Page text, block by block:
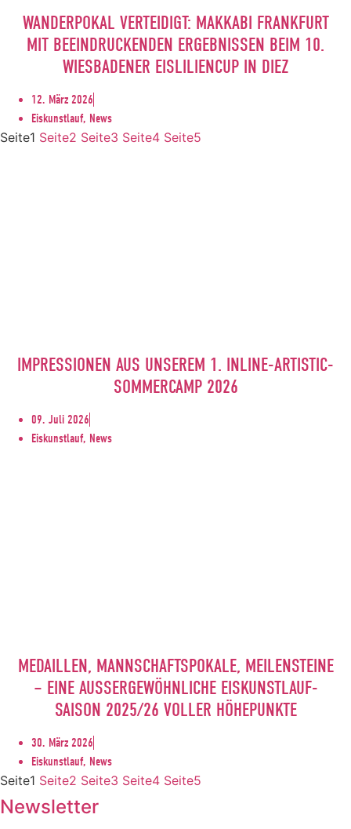
WANDERPOKAL VERTEIDIGT: MAKKABI FRANKFURT
MIT BEEINDRUCKENDEN ERGEBNISSEN BEIM 10.
WIESBADENER EISLILIENCUP IN DIEZ
12. März 2026
Eiskunstlauf, News
Seite1 Seite2 Seite3 Seite4 Seite5
IMPRESSIONEN AUS UNSEREM 1. INLINE-ARTISTIC-
SOMMERCAMP 2026
09. Juli 2026
Eiskunstlauf, News
MEDAILLEN, MANNSCHAFTSPOKALE, MEILENSTEINE
– EINE AUSSERGEWÖHNLICHE EISKUNSTLAUF-S
AISON 2025/26 VOLLER HÖHEPUNKTE
30. März 2026
Eiskunstlauf, News
Seite1 Seite2 Seite3 Seite4 Seite5
Newsletter